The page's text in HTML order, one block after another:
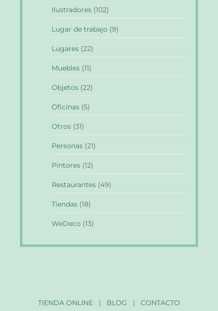
Ilustradores (102)
Lugar de trabajo (9)
Lugares (22)
Muebles (11)
Objetos (22)
Oficinas (5)
Otros (31)
Personas (21)
Pintores (12)
Restaurantes (49)
Tiendas (18)
WeDeco (13)
TIENDA ONLINE| BLOG | CONTACTO